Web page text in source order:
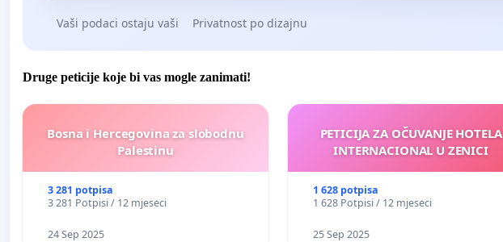
Vaši podaci ostaju vaši Privatnost po dizajnu
Druge peticije koje bi vas mogle zanimati!
Bosna i Hercegovina za slobodnu
Palestinu
3 281 potpisa
3 281 Potpisi / 12 mjeseci
24 Sep 2025
PETICIJA ZA OČUVANJE HOTELA
INTERNACIONAL U ZENICI
1 628 potpisa
1 628 Potpisi / 12 mjeseci
25 Sep 2025